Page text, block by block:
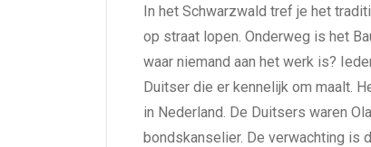
In het Schwarzwald tref je het
op straat lopen. Onderweg is het
waar niemand aan het werk is?
Duitser die er kennelijk om maalt.
in Nederland. De Duitsers waren
bondskanselier. De verwachting is